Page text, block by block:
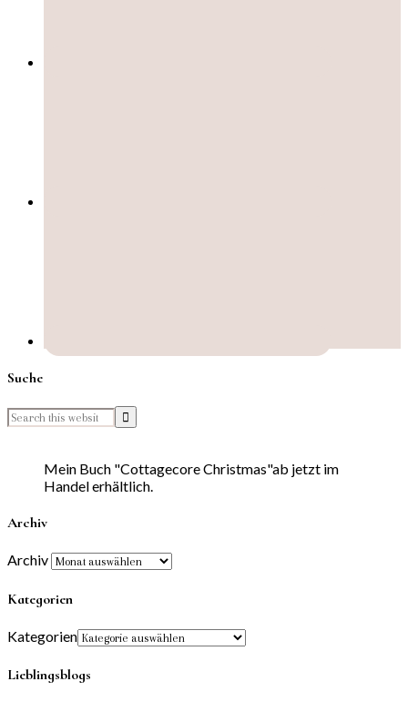
Suche
Mein Buch "Cottagecore Christmas"ab jetzt im
Handel erhältlich.
Archiv
Archiv
Kategorien
Kategorien
Lieblingsblogs